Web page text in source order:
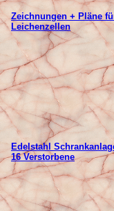
Zeichnungen + Pläne
Leichenzellen
Edelstahl
16 Verstorbene